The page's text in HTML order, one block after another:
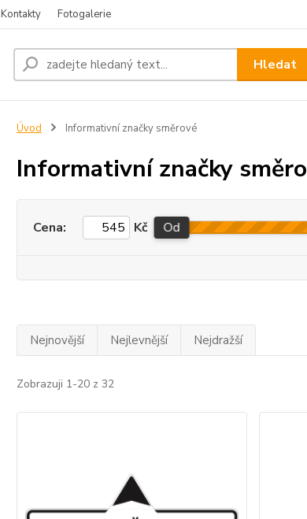
Kontakty Fotogalerie
Hledat
Úvod Informativní značky směrové
Informativní značky
Cena: Kč Od
Nejnovější Nejlevnější Nejdražší
Zobrazuji 1-20 z 32